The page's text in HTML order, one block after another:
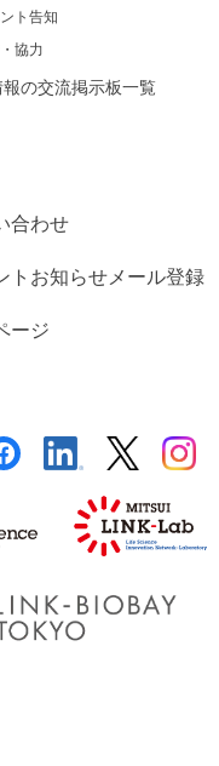
ト告知
協力
報の交流掲示板一覧
合わせ
トお知らせメール登録
ージ